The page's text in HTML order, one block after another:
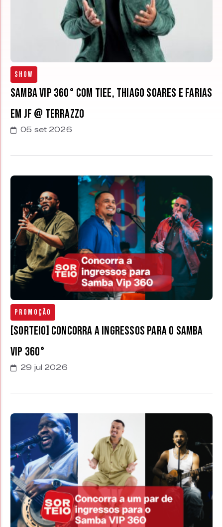
Show
Samba Vip 360° com Tiee, Thiago Soares e Farias
em JF @ Terrazzo
05 set 2026
Promoção
[SORTEIO] Concorra a ingressos para o Samba
Vip 360°
29 jul 2026